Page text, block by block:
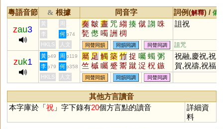
粵語音節 & 根據 同音字 詞例(解釋) / 備
zau3
黃 周 奏 皺 晝 咒 縐 揍 僦 謅 咮
甃 僽 噣 詶 椆
詛祝
李 何 p74
HKLS 人文 同聲同韻 同韻同調 同聲同調 詛咒
zuk1
黃 p49 周 p119 屬 足 觸 築 竹 捉 囑 蠋 粥
竺 槭 矚 蹙 鬻 蹴 浞 柷 鏃
瘃 踧 茿 穛 喌 鷟 擉 灟 噈
孎 殧 斀 顣 踿 穱 鉐 笁 篫
篧 蠾 敳 欘 燭 筑 哫 触 臅
鸀 斸
祝融,慶祝,祝
賀,祝禱,祝福,
祝捷,祝壽,祝
愿,祝頌,祝髮,
廟祝
李 p79 何 p358
HKLS 人文 同聲同韻 同韻同調 同聲同調
其他方言讀音
本字庫於「祝」字下錄有20個方言點的讀音
詳細資
料